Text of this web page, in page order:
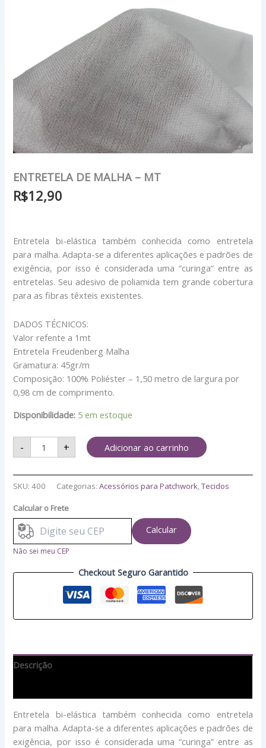
ENTRETELA DE MALHA – MT
R$12,90
Entretela bi-elástica também conhecida como entretela
para malha. Adapta-se a diferentes aplicações e padrões de
exigência, por isso é considerada uma “curinga” entre as
entretelas. Seu adesivo de poliamida tem grande cobertura
para as fibras têxteis existentes.
DADOS TÉCNICOS:
Valor refente a 1mt
Entretela Freudenberg Malha
Gramatura: 45gr/m
Composição: 100% Poliéster – 1,50 metro de largura por
0,98 cm de comprimento.
Disponibilidade: 5 em estoque
- + Adicionar ao carrinho
SKU:400 Categorias:Acessórios para Patchwork,Tecidos
Calcular o Frete
Calcular
Não sei meu CEP
Checkout Seguro Garantido
Descrição
Entretela bi-elástica também conhecida como entretela
para malha. Adapta-se a diferentes aplicações e padrões de
exigência, por isso é considerada uma “curinga” entre as